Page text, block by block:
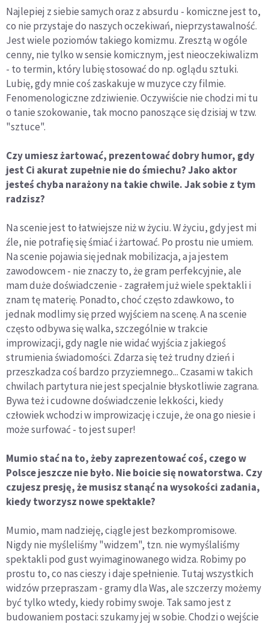
Najlepiej z siebie samych oraz z absurdu - komiczne jest to,
co nie przystaje do naszych oczekiwań, nieprzystawalność.
Jest wiele poziomów takiego komizmu. Zresztą w ogóle
cenny, nie tylko w sensie komicznym, jest nieoczekiwalizm
- to termin, który lubię stosować do np. oglądu sztuki.
Lubię, gdy mnie coś zaskakuje w muzyce czy filmie.
Fenomenologiczne zdziwienie. Oczywiście nie chodzi mi tu
o tanie szokowanie, tak mocno panoszące się dzisiaj w tzw.
"sztuce".
Czy umiesz żartować, prezentować dobry humor, gdy
jest Ci akurat zupełnie nie do śmiechu? Jako aktor
jesteś chyba narażony na takie chwile. Jak sobie z tym
radzisz?
Na scenie jest to łatwiejsze niż w życiu. W życiu, gdy jest mi
źle, nie potrafię się śmiać i żartować. Po prostu nie umiem.
Na scenie pojawia się jednak mobilizacja, a ja jestem
zawodowcem - nie znaczy to, że gram perfekcyjnie, ale
mam duże doświadczenie - zagrałem już wiele spektakli i
znam tę materię. Ponadto, choć często zdawkowo, to
jednak modlimy się przed wyjściem na scenę. A na scenie
często odbywa się walka, szczególnie w trakcie
improwizacji, gdy nagle nie widać wyjścia z jakiegoś
strumienia świadomości. Zdarza się też trudny dzień i
przeszkadza coś bardzo przyziemnego... Czasami w takich
chwilach partytura nie jest specjalnie błyskotliwie zagrana.
Bywa też i cudowne doświadczenie lekkości, kiedy
człowiek wchodzi w improwizację i czuje, że ona go niesie i
może surfować - to jest super!
Mumio stać na to, żeby zaprezentować coś, czego w
Polsce jeszcze nie było. Nie boicie się nowatorstwa. Czy
czujesz presję, że musisz stanąć na wysokości zadania,
kiedy tworzysz nowe spektakle?
Mumio, mam nadzieję, ciągle jest bezkompromisowe.
Nigdy nie myśleliśmy "widzem", tzn. nie wymyślaliśmy
spektakli pod gust wyimaginowanego widza. Robimy po
prostu to, co nas cieszy i daje spełnienie. Tutaj wszystkich
widzów przepraszam - gramy dla Was, ale szczerzy możemy
być tylko wtedy, kiedy robimy swoje. Tak samo jest z
budowaniem postaci: szukamy jej w sobie. Chodzi o wejście